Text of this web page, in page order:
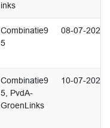
inks
Combinatie9
5
08-07-2025
Combinatie9
5, PvdA-
GroenLinks
10-07-2025